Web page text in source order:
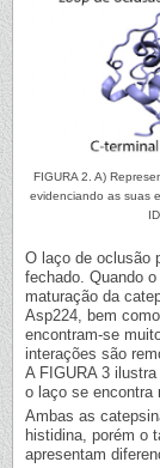
FIGURA 2. A)
evidenciando as suas
O laço de oclusão
fechado. Quando
maturação da
Asp224, bem
encontram-se
interações são
A FIGURA 3
o laço se encontra
Ambas as
histidina, porém o
apresentam